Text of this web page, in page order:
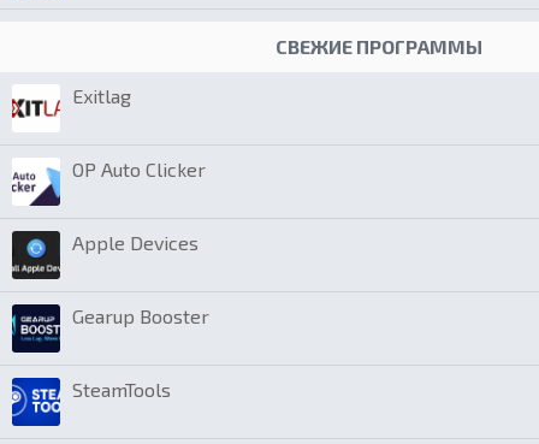
СВЕЖИЕ ПРОГРАММЫ
Exitlag
OP Auto Clicker
Apple Devices
Gearup Booster
SteamTools